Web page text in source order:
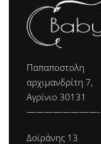
Παπαποστολη
αρχιμανδρίτη 7,
Αγρίνιο 30131
————————-
Δοϊράνης 13